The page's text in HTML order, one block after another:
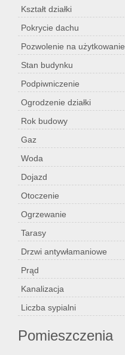
Kształt działki
Pokrycie dachu
Pozwolenie na użytkowanie
Stan budynku
Podpiwniczenie
Ogrodzenie działki
Rok budowy
Gaz
Woda
Dojazd
Otoczenie
Ogrzewanie
Tarasy
Drzwi antywłamaniowe
Prąd
Kanalizacja
Liczba sypialni
Pomieszczenia